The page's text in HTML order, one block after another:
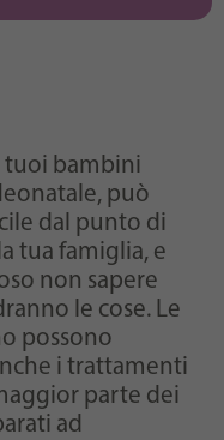
tuoi bambini
può
dal punto di
tua famiglia, e
non sapere
le cose. Le
possono
i trattamenti
parte dei
ad